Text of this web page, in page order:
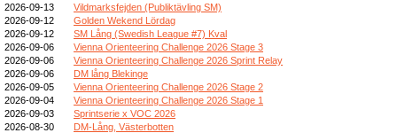
2026-09-13
Vildmarksfejden (Publiktävling SM)
2026-09-12
Golden Wekend Lördag
2026-09-12
SM Lång (Swedish League #7) Kval
2026-09-06
Vienna Orienteering Challenge 2026 Stage 3
2026-09-06
Vienna Orienteering Challenge 2026 Sprint Relay
2026-09-06
DM lång Blekinge
2026-09-05
Vienna Orienteering Challenge 2026 Stage 2
2026-09-04
Vienna Orienteering Challenge 2026 Stage 1
2026-09-03
Sprintserie x VOC 2026
2026-08-30
DM-Lång, Västerbotten